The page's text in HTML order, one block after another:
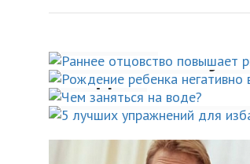
НОВОСТИ
влияет на
НОВОСТИ
воде?
ВИДЫ СПОРТА
5 лучших
избавления от